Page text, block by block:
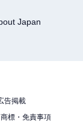
Japan
告掲載
標・免責事項